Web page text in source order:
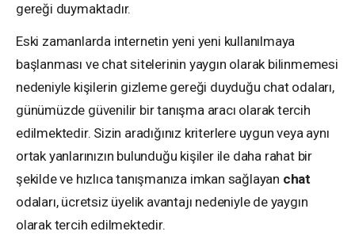
gereği duymaktadır.
Eski zamanlarda internetin yeni yeni kullanılmaya
başlanması ve chat sitelerinin yaygın olarak bilinmemesi
nedeniyle kişilerin gizleme gereği duyduğu chat odaları,
günümüzde güvenilir bir tanışma aracı olarak tercih
edilmektedir. Sizin aradığınız kriterlere uygun veya aynı
ortak yanlarınızın bulunduğu kişiler ile daha rahat bir
şekilde ve hızlıca tanışmanıza imkan sağlayan chat
odaları, ücretsiz üyelik avantajı nedeniyle de yaygın
olarak tercih edilmektedir.